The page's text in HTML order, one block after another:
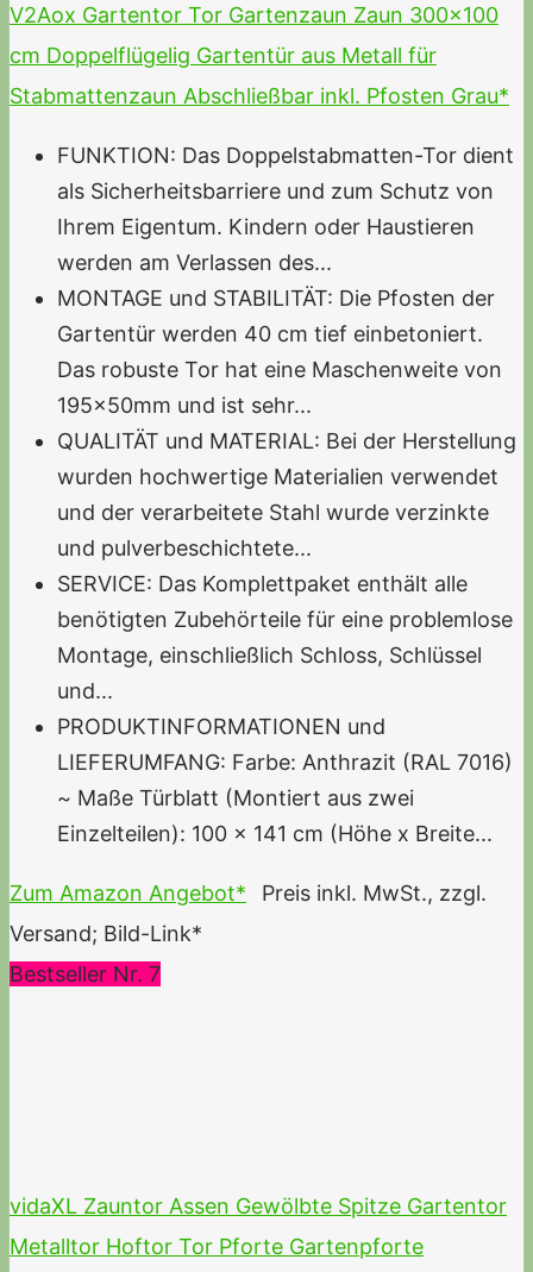
V2Aox Gartentor Tor Gartenzaun Zaun 300x100
cm Doppelflügelig Gartentür aus Metall für
Stabmattenzaun Abschließbar inkl. Pfosten Grau*
FUNKTION: Das Doppelstabmatten-Tor dient
als Sicherheitsbarriere und zum Schutz von
Ihrem Eigentum. Kindern oder Haustieren
werden am Verlassen des...
MONTAGE und STABILITÄT: Die Pfosten der
Gartentür werden 40 cm tief einbetoniert.
Das robuste Tor hat eine Maschenweite von
195x50mm und ist sehr...
QUALITÄT und MATERIAL: Bei der Herstellung
wurden hochwertige Materialien verwendet
und der verarbeitete Stahl wurde verzinkte
und pulverbeschichtete...
SERVICE: Das Komplettpaket enthält alle
benötigten Zubehörteile für eine problemlose
Montage, einschließlich Schloss, Schlüssel
und...
PRODUKTINFORMATIONEN und
LIEFERUMFANG: Farbe: Anthrazit (RAL 7016)
~ Maße Türblatt (Montiert aus zwei
Einzelteilen): 100 x 141 cm (Höhe x Breite...
Zum Amazon Angebot*
Preis inkl. MwSt., zzgl.
Versand; Bild-Link*
Bestseller Nr. 7
vidaXL Zauntor Assen Gewölbte Spitze Gartentor
Metalltor Hoftor Tor Pforte Gartenpforte